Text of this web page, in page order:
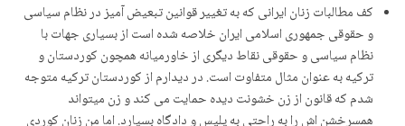
کف مطالبات زنان ایرانی کە بە تغییر قوانین تبعیض آمیز در نظام سیاسی
و حقوقی جمهوری اسلامی ایران خلاصە شدە است از بسیاری جهات با
نظام سیاسی و حقوقی نقاط دیگری از خاورمیانە همچون کوردستان و
ترکیە بە عنوان مثال متفاوت است. در دیدارم از کوردستان ترکیە متوجە
شدم کە قانون از زن خشونت دیدە حمایت می کند و زن میتواند